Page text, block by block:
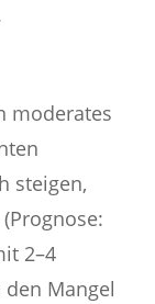
moderates
steigen,
2–4
Mangel